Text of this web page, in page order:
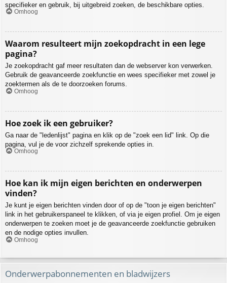
specifieker en gebruik, bij uitgebreid zoeken, de beschikbare opties.
Omhoog
Waarom resulteert mijn zoekopdracht in een lege
pagina?
Je zoekopdracht gaf meer resultaten dan de webserver kon verwerken.
Gebruik de geavanceerde zoekfunctie en wees specifieker met zowel je
zoektermen als de te doorzoeken forums.
Omhoog
Hoe zoek ik een gebruiker?
Ga naar de "ledenlijst" pagina en klik op de "zoek een lid" link. Op die
pagina, vul je de voor zichzelf sprekende opties in.
Omhoog
Hoe kan ik mijn eigen berichten en onderwerpen
vinden?
Je kunt je eigen berichten vinden door of op de "toon je eigen berichten"
link in het gebruikerspaneel te klikken, of via je eigen profiel. Om je eigen
onderwerpen te zoeken moet je de geavanceerde zoekfunctie gebruiken
en de nodige opties invullen.
Omhoog
Onderwerpabonnementen en bladwijzers